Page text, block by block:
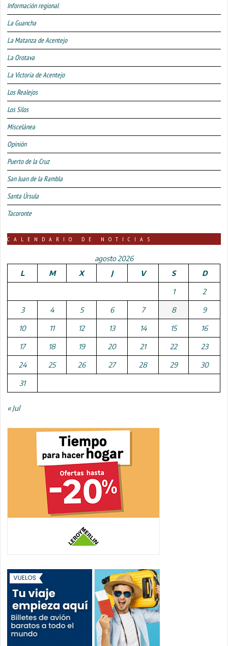
Información regional
La Guancha
La Matanza de Acentejo
La Orotava
La Victoria de Acentejo
Los Realejos
Los Silos
Miscelánea
Opinión
Puerto de la Cruz
San Juan de la Rambla
Santa Úrsula
Tacoronte
CALENDARIO DE NOTICIAS
agosto 2026
L
M X J V S D
1 2
3 4 5 6 7 8 9
10 11 12 13 14 15 16
17 18 19 20 21 22 23
24 25 26 27 28 29 30
31
« Jul